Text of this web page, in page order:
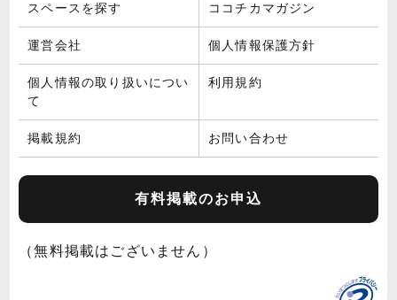
スペースを探す ココチカマガジン
運営会社 個人情報保護方針
個人情報の取り扱いについ
て
利用規約
掲載規約 お問い合わせ
有料掲載のお申込
（無料掲載はございません）